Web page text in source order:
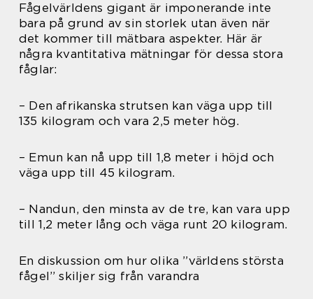
Fågelvärldens gigant är imponerande inte
bara på grund av sin storlek utan även när
det kommer till mätbara aspekter. Här är
några kvantitativa mätningar för dessa stora
fåglar:
– Den afrikanska strutsen kan väga upp till
135 kilogram och vara 2,5 meter hög.
– Emun kan nå upp till 1,8 meter i höjd och
väga upp till 45 kilogram.
– Nandun, den minsta av de tre, kan vara upp
till 1,2 meter lång och väga runt 20 kilogram.
En diskussion om hur olika ”världens största
fågel” skiljer sig från varandra